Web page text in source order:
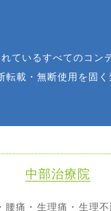
ているすべてのコン
転載・無断使用を固く
中部治療院
腰痛・生理痛・生理